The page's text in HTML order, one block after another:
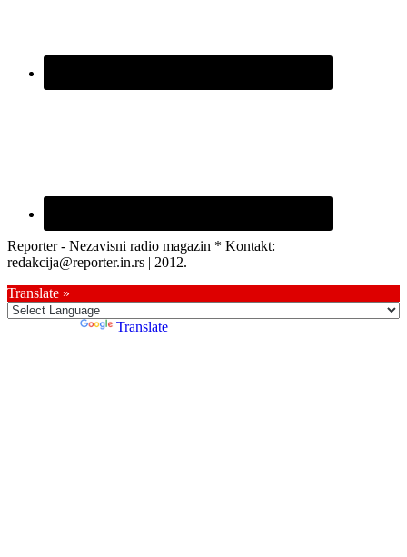
Reporter - Nezavisni radio magazin * Kontakt:
redakcija@reporter.in.rs | 2012.
Translate »
Translate